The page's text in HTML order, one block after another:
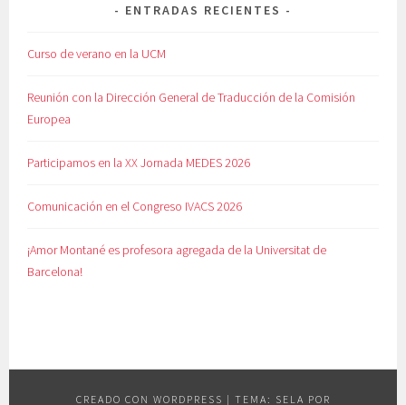
ENTRADAS RECIENTES
Curso de verano en la UCM
Reunión con la Dirección General de Traducción de la Comisión
Europea
Participamos en la XX Jornada MEDES 2026
Comunicación en el Congreso IVACS 2026
¡Amor Montané es profesora agregada de la Universitat de
Barcelona!
CREADO CON WORDPRESS | TEMA: SELA POR